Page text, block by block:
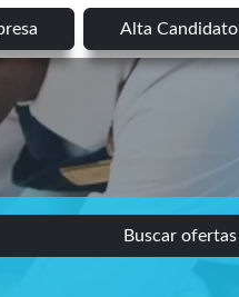
Alta Candidato
Buscar ofertas